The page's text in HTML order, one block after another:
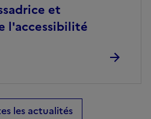
et
l'accessibilité
les actualités